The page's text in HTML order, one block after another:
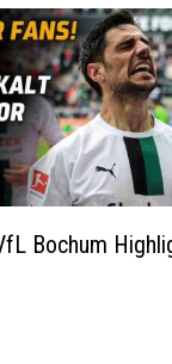
Bochum